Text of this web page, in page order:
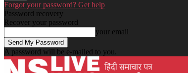
Forgot your password? Get help
Password recovery
Recover your password
your email
A password will be e-mailed to you.